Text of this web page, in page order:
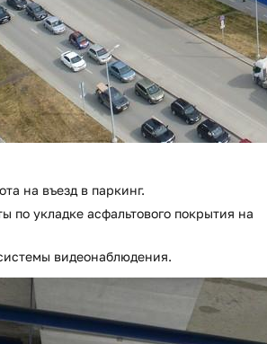
на въезд в паркинг.
по укладке асфальтового покрытия на
видеонаблюдения.